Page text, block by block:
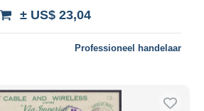
± US$ 23,04
Professioneel handelaar